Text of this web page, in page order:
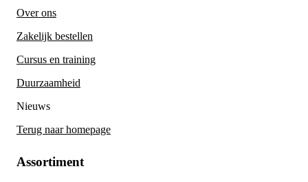
Over ons
Zakelijk bestellen
Cursus en training
Duurzaamheid
Nieuws
Terug naar homepage
Assortiment